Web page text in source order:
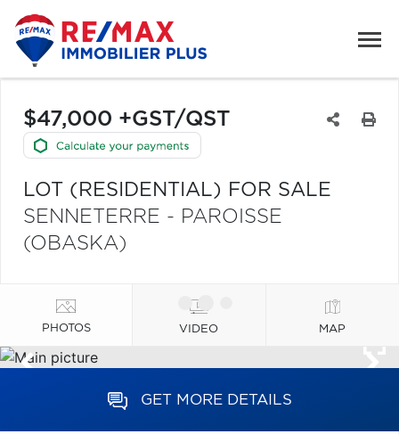
$47,000 +GST/QST
LOT (RESIDENTIAL) FOR SALE
SENNETERRE - PAROISSE
(OBASKA)
PHOTOS VIDEO MAP
GET MORE DETAILS